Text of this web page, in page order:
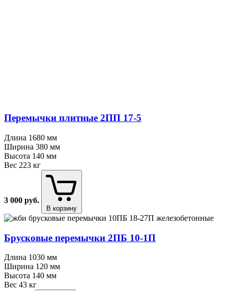
Перемычки плитные 2ПП 17⁠-⁠5
Длина 1680 мм
Ширина 380 мм
Высота 140 мм
Вес 223 кг
3 000 руб.
В корзину
Брусковые перемычки 2ПБ 10⁠-⁠1П
Длина 1030 мм
Ширина 120 мм
Высота 140 мм
Вес 43 кг